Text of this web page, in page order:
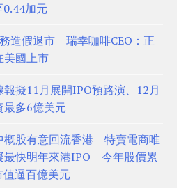
加元
造假退市 瑞幸咖啡CEO：正
美國上市
報擬11月展開IPO預路演、12月
多6億美元
概股有意回流香港 特賣電商唯
最快明年來港IPO 今年股價累
值逼百億美元